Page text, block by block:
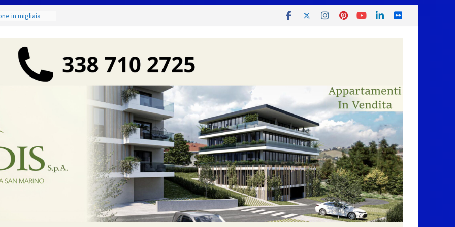
in migliaia
alla Prima
& Live” una
arte, buona
maestri: si è
scultore